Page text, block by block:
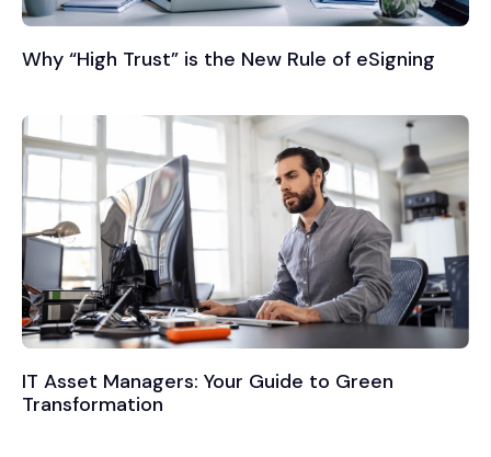
Why “High Trust” is the New Rule of eSigning
IT Asset Managers: Your Guide to Green
Transformation